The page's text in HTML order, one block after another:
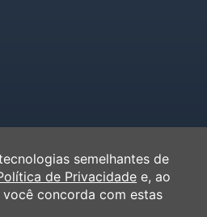
semelhantes de
de Privacidade e, ao
concorda com estas